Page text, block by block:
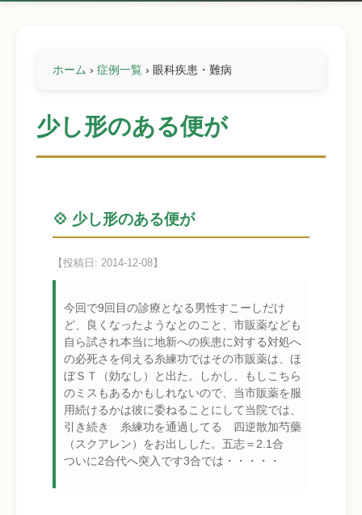
ホーム › 症例一覧 › 眼科疾患・難病
少し形のある便が
💠 少し形のある便が
【投稿日: 2014-12-08】
今回で9回目の診療となる男性すこーしだけ
ど、良くなったようなとのこと、市販薬なども
自ら試され本当に地新への疾患に対する対処へ
の必死さを伺える糸練功ではその市販薬は、ほ
ぼＳＴ（効なし）と出た。しかし、もしこちら
のミスもあるかもしれないので、当市販薬を服
用続けるかは彼に委ねることにして当院では、
引き続き 糸練功を通過してる 四逆散加芍藥
（スクアレン）をお出しした。五志＝2.1合
ついに2合代へ突入です3合では・・・・・